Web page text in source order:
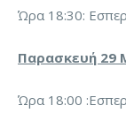
Ώρα 18:30:
Παρασκευή 29
Ώρα 18:00